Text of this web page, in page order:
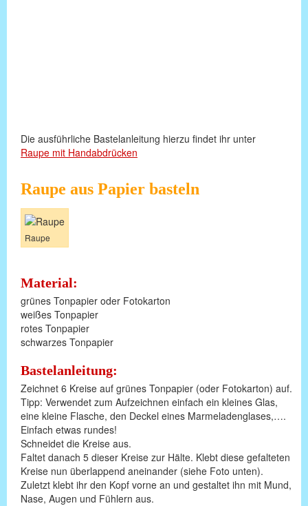
Die ausführliche Bastelanleitung hierzu findet ihr unter
Raupe mit Handabdrücken
Raupe aus Papier basteln
Raupe
Material:
grünes Tonpapier oder Fotokarton
weißes Tonpapier
rotes Tonpapier
schwarzes Tonpapier
Bastelanleitung:
Zeichnet 6 Kreise auf grünes Tonpapier (oder Fotokarton) auf.
Tipp: Verwendet zum Aufzeichnen einfach ein kleines Glas,
eine kleine Flasche, den Deckel eines Marmeladenglases,….
Einfach etwas rundes!
Schneidet die Kreise aus.
Faltet danach 5 dieser Kreise zur Hälte. Klebt diese gefalteten
Kreise nun überlappend aneinander (siehe Foto unten).
Zuletzt klebt ihr den Kopf vorne an und gestaltet ihn mit Mund,
Nase, Augen und Fühlern aus.